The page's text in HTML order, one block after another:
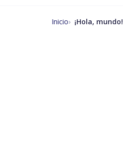
Inicio ¡Hola, mundo!